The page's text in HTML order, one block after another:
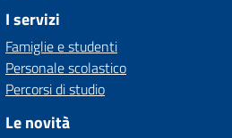
I servizi
Famiglie e studenti
Personale scolastico
Percorsi di studio
Le novità